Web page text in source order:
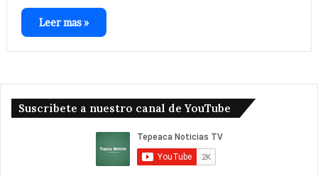
Leer mas »
Suscribete a nuestro canal de YouTube